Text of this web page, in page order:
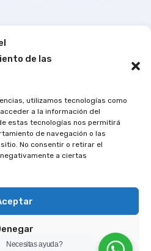
de las
utilizamos tecnologías como
a la información del
estas tecnologías nos permitirá
de navegación o las
No consentir o retirar el
a ciertas
Héroes del Cenepa
Necesitas ayuda?